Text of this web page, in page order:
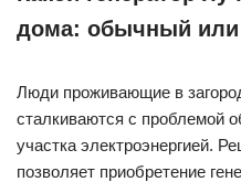
дома: обычный или
Люди проживающие в
сталкиваются с проблемой
участка электроэнергией.
позволяет приобретение